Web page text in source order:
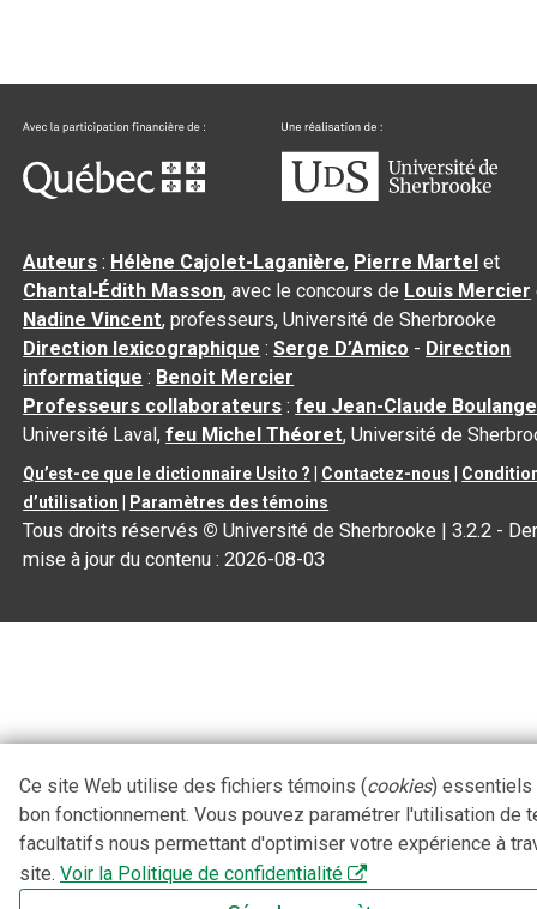
Auteurs : Hélène Cajolet-Laganière, Pierre Martel et
Chantal‑Édith Masson, avec le concours de Louis Mercier
Nadine Vincent, professeurs, Université de Sherbrooke
Direction lexicographique :Serge D’Amico - Direction
informatique : Benoit Mercier
Professeurs collaborateurs :feu Jean-Claude
Université Laval,feu Michel Théoret, Université de
Qu’est-ce que le dictionnaire Usito ? Contactez-nous
d’utilisation
Paramètres des témoins
Tous droits réservés © Université de Sherbrooke |3.2.2 -
mise à jour du contenu :2026-08-03
Ce site Web utilise des fichiers témoins (cookies) essentiels
bon fonctionnement. Vous pouvez paramétrer l'utilisation de
facultatifs nous permettant d'optimiser votre expérience à
site. Voir la Politique de confidentialité